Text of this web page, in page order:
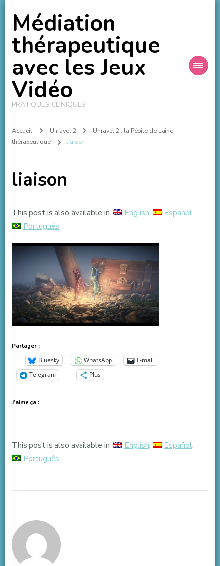
Médiation
thérapeutique
avec les Jeux
Vidéo
PRATIQUES CLINIQUES
Accueil Unravel 2
Unravel 2 : la Pépite de Laine
thérapeutique
liaison
liaison
This post is also available in: English
Español
Português
Partager :
Bluesky WhatsApp
E-mail
Telegram
Plus
J’aime ça :
This post is also available in: English
Español
Português